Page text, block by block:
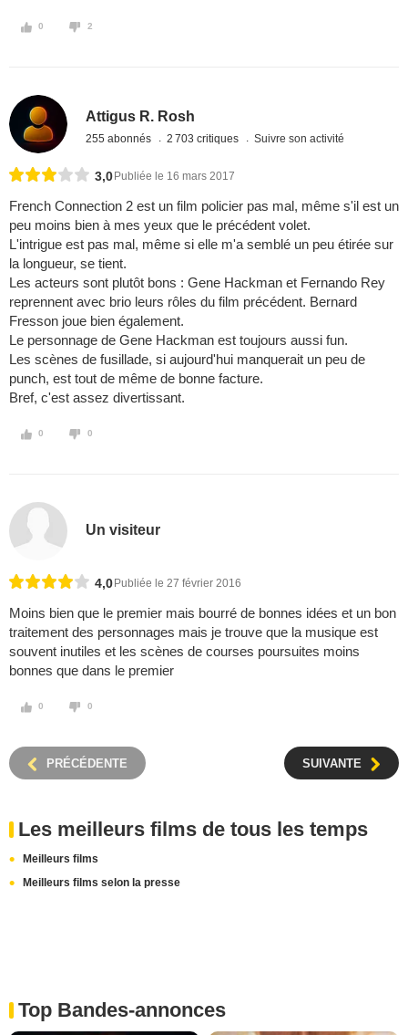
0 2
Attigus R. Rosh
255 abonnés 2 703 critiques Suivre son activité
3,0 Publiée le 16 mars 2017
French Connection 2 est un film policier pas mal, même s'il est un
peu moins bien à mes yeux que le précédent volet.
L'intrigue est pas mal, même si elle m'a semblé un peu étirée sur
la longueur, se tient.
Les acteurs sont plutôt bons : Gene Hackman et Fernando Rey
reprennent avec brio leurs rôles du film précédent. Bernard
Fresson joue bien également.
Le personnage de Gene Hackman est toujours aussi fun.
Les scènes de fusillade, si aujourd'hui manquerait un peu de
punch, est tout de même de bonne facture.
Bref, c'est assez divertissant.
0 0
Un visiteur
4,0 Publiée le 27 février 2016
Moins bien que le premier mais bourré de bonnes idées et un bon
traitement des personnages mais je trouve que la musique est
souvent inutiles et les scènes de courses poursuites moins
bonnes que dans le premier
0 0
PRÉCÉDENTE SUIVANTE
Les meilleurs films de tous les temps
Meilleurs films
Meilleurs films selon la presse
Top Bandes-annonces